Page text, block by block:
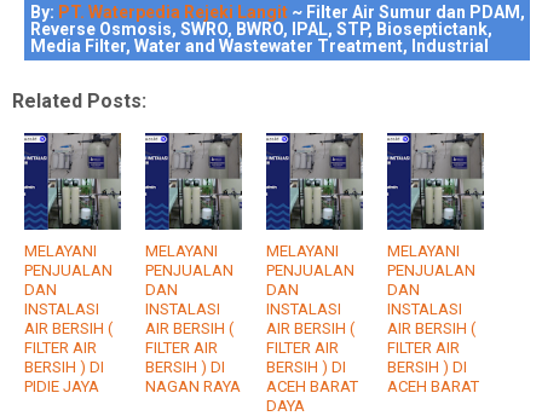
By: PT. Waterpedia Rejeki Langit ~ Filter Air Sumur dan PDAM,
Reverse Osmosis, SWRO, BWRO, IPAL, STP, Bioseptictank,
Media Filter, Water and Wastewater Treatment, Industrial
Related Posts:
MELAYANI
PENJUALAN
DAN
INSTALASI
AIR BERSIH (
FILTER AIR
BERSIH ) DI
PIDIE JAYA
MELAYANI
PENJUALAN
DAN
INSTALASI
AIR BERSIH (
FILTER AIR
BERSIH ) DI
NAGAN RAYA
MELAYANI
PENJUALAN
DAN
INSTALASI
AIR BERSIH (
FILTER AIR
BERSIH ) DI
ACEH BARAT
DAYA
MELAYANI
PENJUALAN
DAN
INSTALASI
AIR BERSIH (
FILTER AIR
BERSIH ) DI
ACEH BARAT